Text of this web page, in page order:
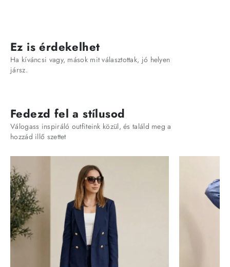
Ez is érdekelhet
Ha kíváncsi vagy, mások mit választottak, jó helyen
jársz.
Fedezd fel a stílusod
Válogass inspiráló outfiteink közül, és találd meg a
hozzád illő szettet